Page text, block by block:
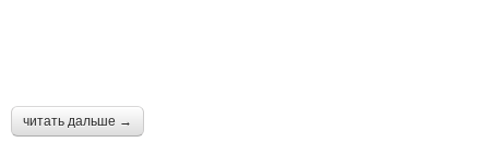
читать дальше →